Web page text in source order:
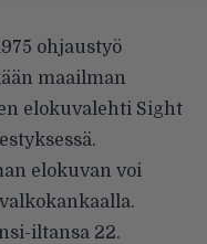
ohjaustyö
maailman
elokuvalehti Sight
elokuvan voi
iltansa 22.